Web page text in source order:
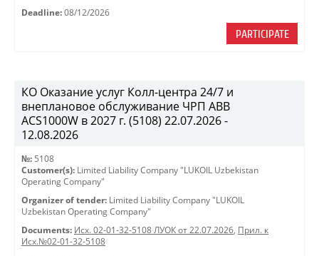
Deadline: 08/12/2026
PARTICIPATE
КО Оказание услуг Колл-центра 24/7 и
внеплановое обслуживание ЧРП АВВ
ACS1000W в 2027 г. (5108) 22.07.2026 -
12.08.2026
№: 5108
Customer(s): Limited Liability Company "LUKOIL Uzbekistan
Operating Company"
Organizer of tender: Limited Liability Company "LUKOIL
Uzbekistan Operating Company"
Documents: Исх. 02-01-32-5108 ЛУОК от 22.07.2026, Прил. к
Исх.№02-01-32-5108